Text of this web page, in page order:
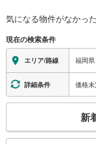
気になる物件がなかっ
現在の検索条件
エリア/路線 福岡
詳細条件 価格
検
新